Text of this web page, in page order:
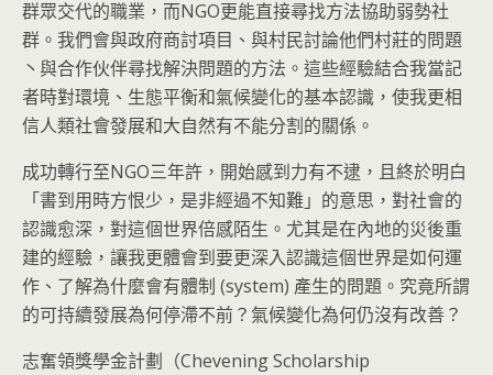
群眾交代的職業，而NGO更能直接尋找方法協助弱勢社
群。我們會與政府商討項目、與村民討論他們村莊的問題
丶與合作伙伴尋找解決問題的方法。這些經驗結合我當記
者時對環境、生態平衡和氣候變化的基本認識，使我更相
信人類社會發展和大自然有不能分割的關係。
成功轉行至NGO三年許，開始感到力有不逮，且終於明白
「書到用時方恨少，是非經過不知難」的意思，對社會的
認識愈深，對這個世界倍感陌生。尤其是在內地的災後重
建的經驗，讓我更體會到要更深入認識這個世界是如何運
作、了解為什麼會有體制 (system) 產生的問題。究竟所謂
的可持續發展為何停滯不前？氣候變化為何仍沒有改善？
志奮領獎學金計劃（Chevening Scholarship